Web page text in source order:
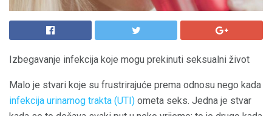
Izbegavanje infekcija koje mogu prekinuti seksualni život
Malo je stvari koje su frustrirajuće prema odnosu nego kada
infekcija urinarnog trakta (UTI) ometa seks. Jedna je stvar